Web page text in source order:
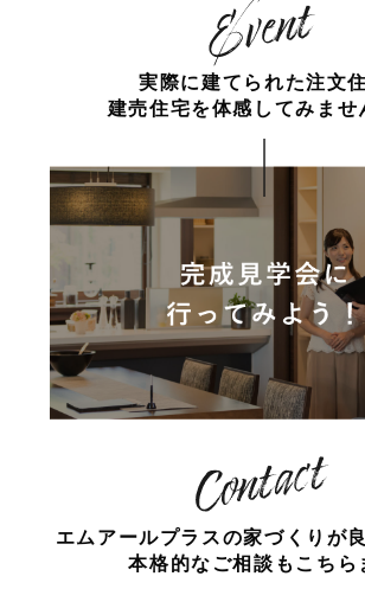
実際に建てられた注文
建売住宅を体感してみませ
エムアールプラスの家づくりが
本格的なご相談もこちら